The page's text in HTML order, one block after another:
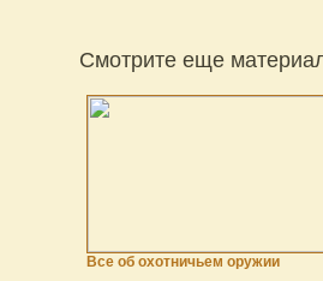
Смотрите еще
Все об охотничьем оружии